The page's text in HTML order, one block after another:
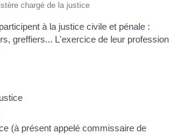
chargé de la justice
à la justice civile et pénale :
greffiers... L'exercice de leur profession
(à présent appelé commissaire de